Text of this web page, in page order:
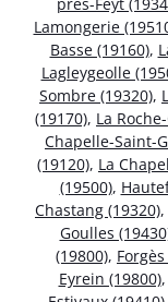
Lamongerie
Basse (19160),
Lagleygeolle
Sombre (19320),
(19170), La
Chapelle-Saint-
(19120), La
(19500),
Chastang (19320),
Goulles
(19800),
Eyrein (19800),